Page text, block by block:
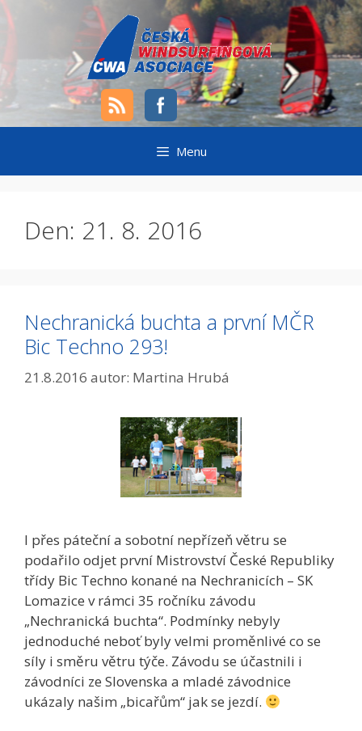
Přeskočit
na
Menu
Den: 21. 8. 2016
Nechranická buchta a první MČR
Bic Techno 293!
21.8.2016 autor: Martina Hrubá
I přes páteční a sobotní nepřízeň větru se
podařilo odjet první Mistrovství České Republiky
třídy Bic Techno konané na Nechranicích – SK
Lomazice v rámci 35 ročníku závodu
„Nechranická buchta“. Podmínky nebyly
jednoduché neboť byly velmi proměnlivé co se
síly i směru větru týče. Závodu se účastnili i
závodníci ze Slovenska a mladé závodnice
ukázaly našim „bicařům“ jak se jezdí.